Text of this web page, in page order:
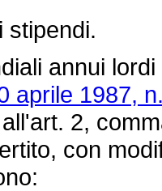
stipendi.
annui
aprile 1987,
2,
con